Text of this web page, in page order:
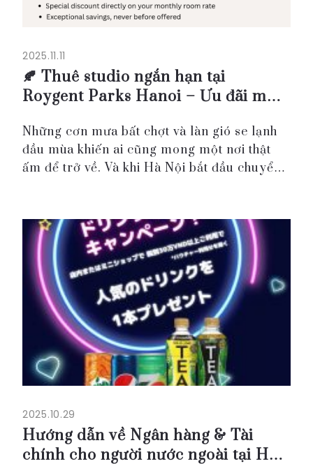
2025.11.11
🍂 Thuê studio ngắn hạn tại
Roygent Parks Hanoi – Ưu đãi mùa
Những cơn mưa bất chợt và làn gió se lạnh
đầu mùa khiến ai cũng mong một nơi thật
ấm để trở về. Và khi Hà Nội bắt đầu chuyển
apartment mang ...
2025.10.29
Hướng dẫn về Ngân hàng & Tài
chính cho người nước ngoài tại Hà